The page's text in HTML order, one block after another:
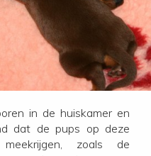
in de huiskamer en
dat de pups op deze
zoals de